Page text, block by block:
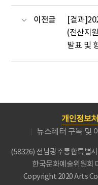
이전글
[결과
(전산지
발표 및
개인정보
뉴스레터 구독 및
(58326) 전남광주통합특별
한국문화예술위원회
Copyright 2020 Arts